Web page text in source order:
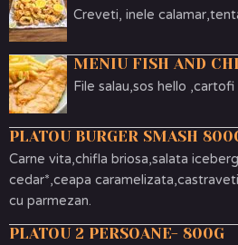
Creveti, inele
MENIU FISH AND
File salau,sos hello ,cartofi
PLATOU BURGER SMASH
Carne vita,chifla briosa,salata
cedar*,ceapa
cu parmezan.
PLATOU 2 PERSOANE- 800G